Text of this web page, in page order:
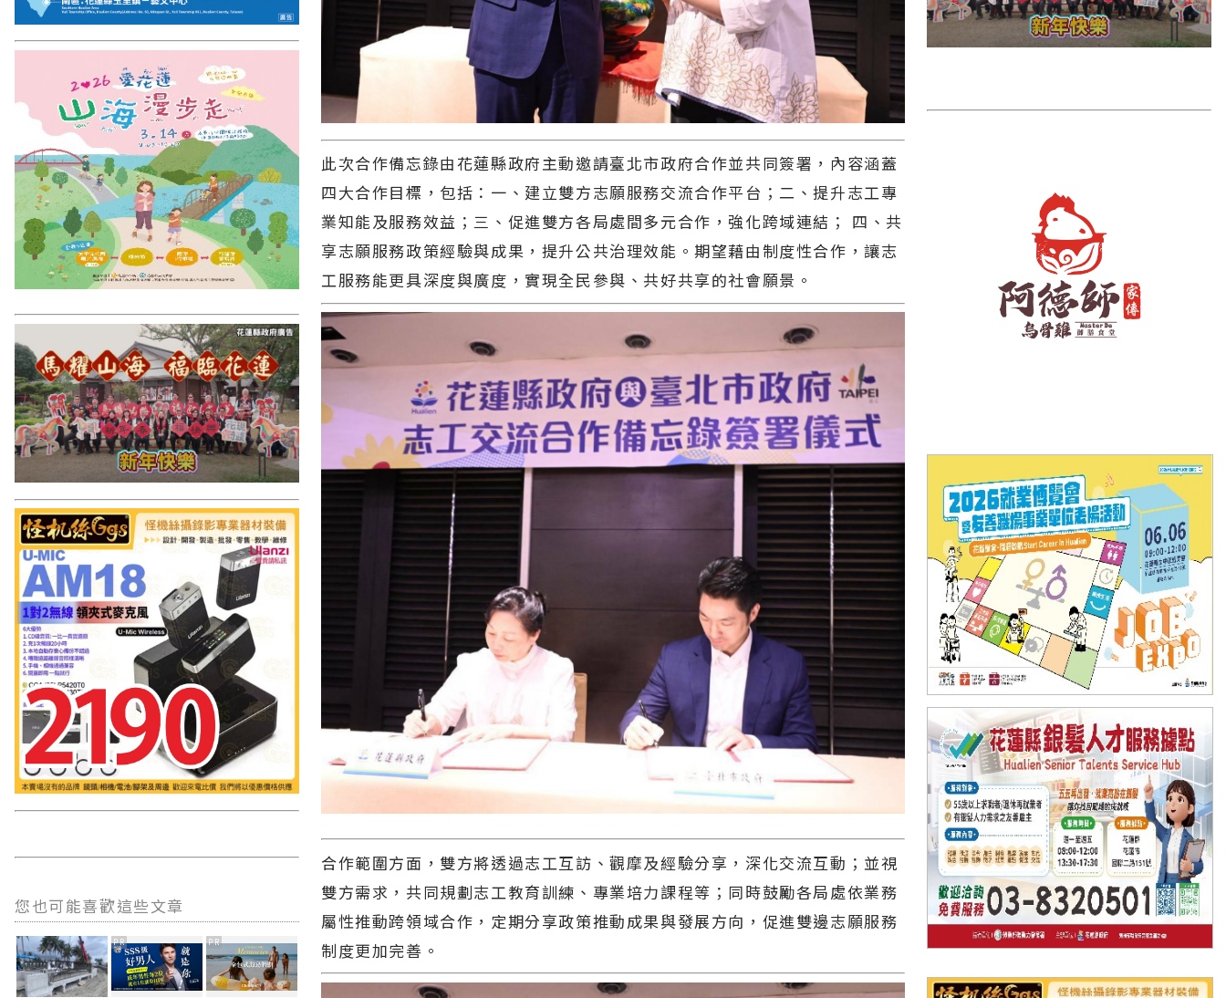
雲林縣
長濱鄉
彰化縣
您也可能喜歡這些文章
PR PR
此次合作備忘錄由花蓮縣政府主動邀請臺北市政府合作並共同簽署，內容涵蓋
四大合作目標，包括：一、建立雙方志願服務交流合作平台；二、提升志工專
業知能及服務效益；三、促進雙方各局處間多元合作，強化跨域連結； 四、共
享志願服務政策經驗與成果，提升公共治理效能。期望藉由制度性合作，讓志
工服務能更具深度與廣度，實現全民參與、共好共享的社會願景。
合作範圍方面，雙方將透過志工互訪、觀摩及經驗分享，深化交流互動；並視
雙方需求，共同規劃志工教育訓練、專業培力課程等；同時鼓勵各局處依業務
屬性推動跨領域合作，定期分享政策推動成果與發展方向，促進雙邊志願服務
制度更加完善。